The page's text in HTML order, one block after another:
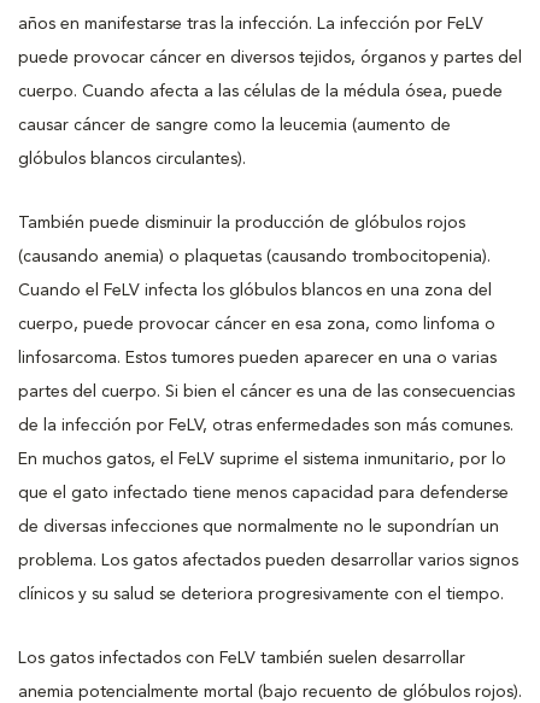
años en manifestarse tras la infección. La infección por FeLV
puede provocar cáncer en diversos tejidos, órganos y partes del
cuerpo. Cuando afecta a las células de la médula ósea, puede
causar cáncer de sangre como la leucemia (aumento de
glóbulos blancos circulantes).
También puede disminuir la producción de glóbulos rojos
(causando anemia) o plaquetas (causando trombocitopenia).
Cuando el FeLV infecta los glóbulos blancos en una zona del
cuerpo, puede provocar cáncer en esa zona, como linfoma o
linfosarcoma. Estos tumores pueden aparecer en una o varias
partes del cuerpo. Si bien el cáncer es una de las consecuencias
de la infección por FeLV, otras enfermedades son más comunes.
En muchos gatos, el FeLV suprime el sistema inmunitario, por lo
que el gato infectado tiene menos capacidad para defenderse
de diversas infecciones que normalmente no le supondrían un
problema. Los gatos afectados pueden desarrollar varios signos
clínicos y su salud se deteriora progresivamente con el tiempo.
Los gatos infectados con FeLV también suelen desarrollar
anemia potencialmente mortal (bajo recuento de glóbulos rojos).